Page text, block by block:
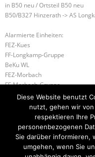
in B50 neu / Ortsteil B50 neu
B50/B327 Hinzerath -> AS
Alarmierte Einheiten:
FEZ-Kues
FF-Longkamp-Gruppe
BeKu WL
FEZ-Morbach
FF-Morbach-Gruppe
Morbach WL
S1.02 Einsatz nach
H-2 TH 2
Diese Website benutzt
nutzt, gehen wir von
respektieren Ihre
personenbezogenen
Sie darüber informieren,
umgehen, wenn Sie